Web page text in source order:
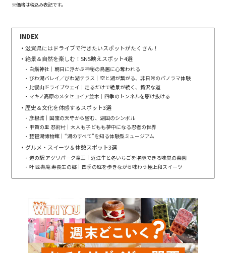
※価格は税込み表記です。
滋賀県にはドライブで行きたいスポットがたくさん！
絶景＆自然を楽しむ！SNS映えスポット4選
白鬚神社｜朝日に浮かぶ神秘の鳥居に心奪われる
びわ湖バレイ／びわ湖テラス｜空と湖が繋がる、非日常のパノラマ体験
比叡山ドライブウェイ｜走るだけで絶景が続く、贅沢な道
マキノ高原のメタセコイア並木｜四季のトンネルを駆け抜ける
歴史＆文化を体感するスポット3選
彦根城｜国宝の天守から望む、湖国のシンボル
甲賀の里 忍術村｜大人も子どもも夢中になる忍者の世界
琵琶湖博物館｜“湖のすべて”を知る体験型ミュージアム
グルメ・スイーツ＆休憩スポット3選
道の駅 アグリパーク竜王｜近江牛と冬いちごを堪能できる味覚の楽園
叶 匠壽庵 寿長生の郷｜四季の庭を歩きながら味わう極上和スイーツ